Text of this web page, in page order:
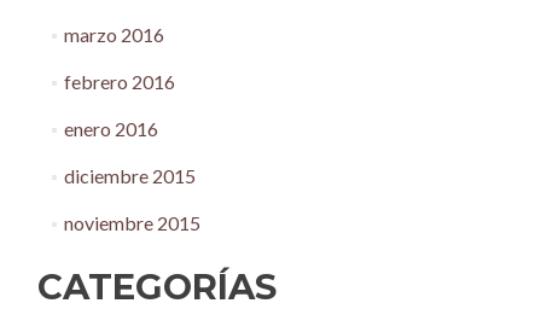
marzo 2016
febrero 2016
enero 2016
diciembre 2015
noviembre 2015
CATEGORÍAS